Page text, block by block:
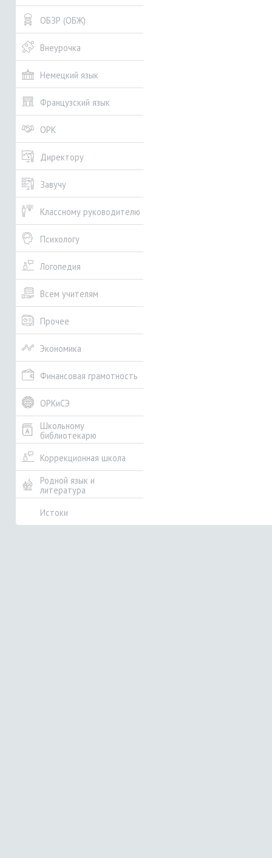
ОБЗР (ОБЖ)
Внеурочка
Немецкий язык
Французский язык
ОРК
Директору
Завучу
Классному руководителю
Психологу
Логопедия
Всем учителям
Прочее
Экономика
Финансовая грамотность
ОРКиСЭ
Школьному
библиотекарю
Коррекционная школа
Родной язык и
литература
Истоки